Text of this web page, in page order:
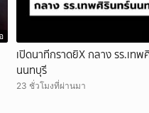
เปิดนาทีกราดยิX กลาง รร.เทพ
นนทบุรี
23 ชั่วโมงที่ผ่านมา